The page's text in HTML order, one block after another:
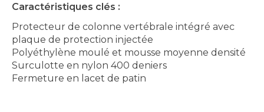
Caractéristiques clés :
Protecteur de colonne vertébrale intégré avec
plaque de protection injectée
Polyéthylène moulé et mousse moyenne densité
Surculotte en nylon 400 deniers
Fermeture en lacet de patin